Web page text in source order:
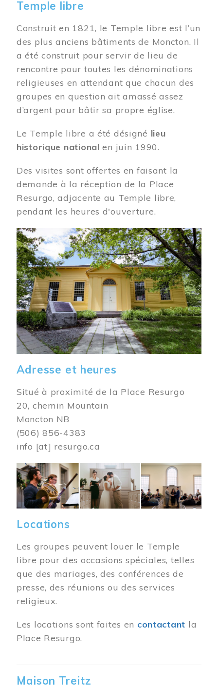
Temple libre
Construit en 1821, le Temple libre est l’un
des plus anciens bâtiments de Moncton. Il
a été construit pour servir de lieu de
rencontre pour toutes les dénominations
religieuses en attendant que chacun des
groupes en question ait amassé assez
d’argent pour bâtir sa propre église.
Le Temple libre a été désigné lieu
historique national en juin 1990.
Des visites sont offertes en faisant la
demande à la réception de la Place
Resurgo, adjacente au Temple libre,
pendant les heures d'ouverture.
Image
Adresse et heures
Situé à proximité de la Place Resurgo
20, chemin Mountain
Moncton NB
(506) 856-4383
info [at] resurgo.ca
Image
Locations
Les groupes peuvent louer le Temple
libre pour des occasions spéciales, telles
que des mariages, des conférences de
presse, des réunions ou des services
religieux.
Les locations sont faites en contactant la
Place Resurgo.
Maison Treitz